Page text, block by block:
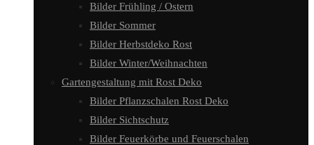
Bilder Frühling / Ostern
Bilder Sommer
Bilder Herbstdeko Rost
Bilder Winter/Weihnachten
Gartengestaltung mit Rost Deko
Bilder Pflanzschalen Rost Deko
Bilder Sichtschutz
Bilder Feuerkörbe und Feuerschalen